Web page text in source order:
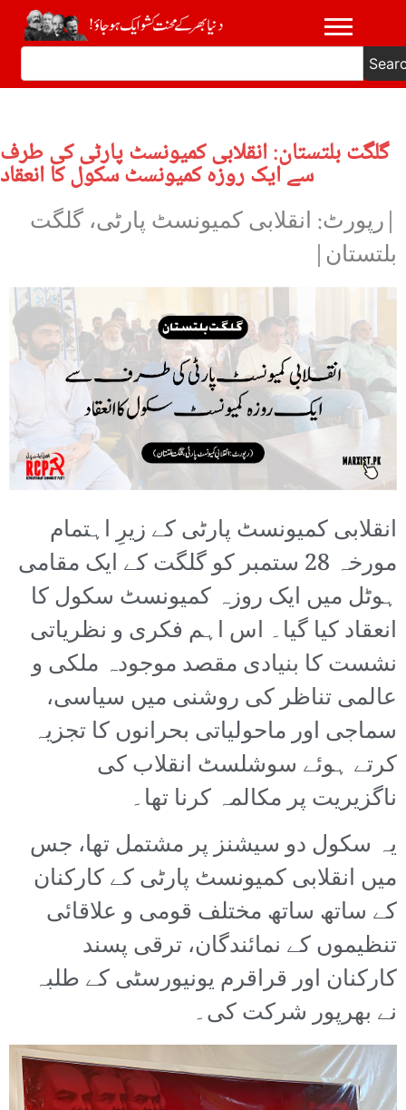
گلگت بلتستان: انقلابی کمیونسٹ پارٹی کی طرف
سے ایک روزہ کمیونسٹ سکول کا انعقاد
|رپورٹ: انقلابی کمیونسٹ پارٹی، گلگت
بلتستان|
انقلابی کمیونسٹ پارٹی کے زیرِ اہتمام
مورخہ 28 ستمبر کو گلگت کے ایک مقامی
ہوٹل میں ایک روزہ کمیونسٹ سکول کا
انعقاد کیا گیا۔ اس اہم فکری و نظریاتی
نشست کا بنیادی مقصد موجودہ ملکی و
عالمی تناظر کی روشنی میں سیاسی،
سماجی اور ماحولیاتی بحرانوں کا تجزیہ
کرتے ہوئے سوشلسٹ انقلاب کی
ناگزیریت پر مکالمہ کرنا تھا۔
یہ سکول دو سیشنز پر مشتمل تھا، جس
میں انقلابی کمیونسٹ پارٹی کے کارکنان
کے ساتھ ساتھ مختلف قومی و علاقائی
تنظیموں کے نمائندگان، ترقی پسند
کارکنان اور قراقرم یونیورسٹی کے طلبہ
نے بھرپور شرکت کی۔